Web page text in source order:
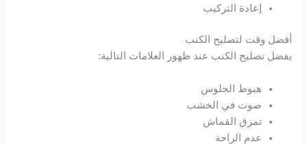
إعادة التركيب
أفضل وقت لتصليح الكنب
يفضل تصليح الكنب عند ظهور العلامات التالية:
هبوط الجلوس
صوت في الخشب
تمزق القماش
عدم الراحة